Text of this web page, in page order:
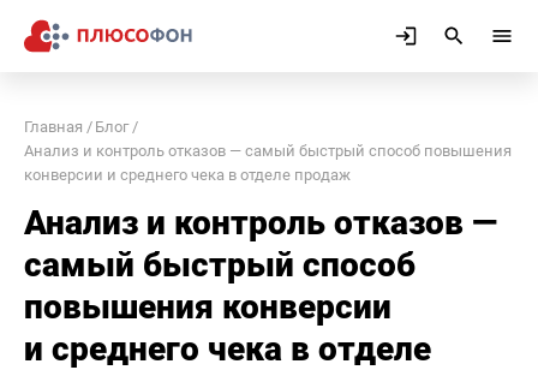
Главная
Блог
Анализ и контроль отказов — самый быстрый способ повышения
конверсии и среднего чека в отделе продаж
Анализ и контроль отказов —
самый быстрый способ
повышения конверсии
и среднего чека в отделе